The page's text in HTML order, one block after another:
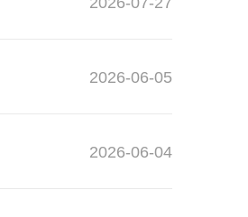
2026-06-05
2026-06-04